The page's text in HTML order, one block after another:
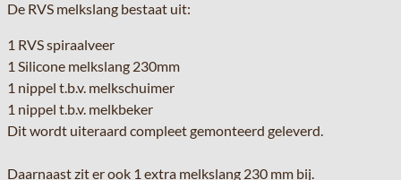
De RVS melkslang bestaat uit:
1 RVS spiraalveer
1 Silicone melkslang 230mm
1 nippel t.b.v. melkschuimer
1 nippel t.b.v. melkbeker
Dit wordt uiteraard compleet gemonteerd geleverd.
Daarnaast zit er ook 1 extra melkslang 230 mm bij.